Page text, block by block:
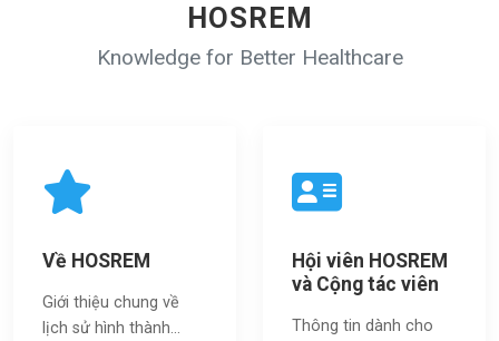
HOSREM
Knowledge for Better Healthcare
Về HOSREM
Giới thiệu chung về
lịch sử hình thành...
Hội viên HOSREM
và Cộng tác viên
Thông tin dành cho